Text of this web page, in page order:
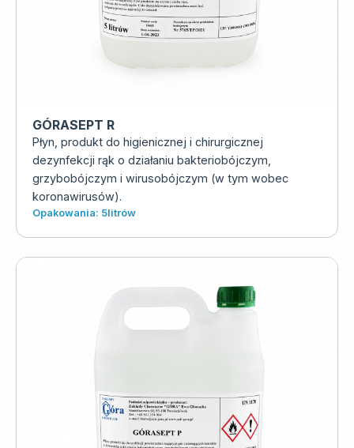
GÓRASEPT R
Płyn, produkt do higienicznej i chirurgicznej
dezynfekcji rąk o działaniu bakteriobójczym,
grzybobójczym i wirusobójczym (w tym wobec
koronawirusów).
Opakowania: 5litrów